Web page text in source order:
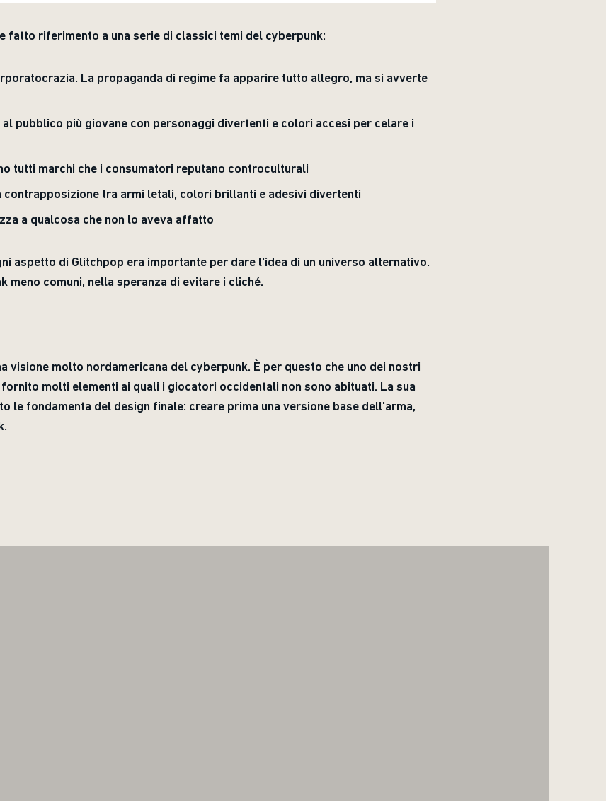
fatto riferimento a una serie di classici temi del cyberpunk:
La propaganda di regime fa apparire tutto allegro, ma si avverte
pubblico più giovane con personaggi divertenti e colori accesi per celare i
tutti marchi che i consumatori reputano controculturali
contrapposizione tra armi letali, colori brillanti e adesivi divertenti
a qualcosa che non lo aveva affatto
aspetto di Glitchpop era importante per dare l'idea di un universo alternativo.
meno comuni, nella speranza di evitare i cliché.
visione molto nordamericana del cyberpunk. È per questo che uno dei nostri
molti elementi ai quali i giocatori occidentali non sono abituati. La sua
le fondamenta del design finale: creare prima una versione base dell'arma,